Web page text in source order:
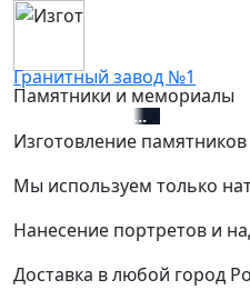
Гранитный завод №1
Памятники и мемориалы
+7 (812) 627-67-01
Изготовление
Мы используем только
Нанесение портретов и
Доставка в любой город